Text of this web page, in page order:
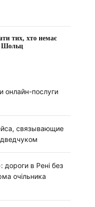
тих, хто немає
Шольц
онлайн-послуги
связывающие
дороги в Рені без
очільника